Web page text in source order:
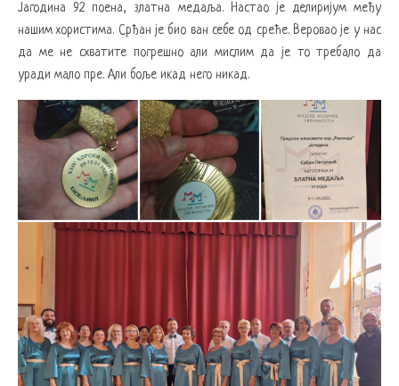
Јагодина 92 поена, златна медаља. Настао је делиријум међу
нашим хористима. Срђан је био ван себе од среће. Веровао је у нас
да ме не схватите погрешно али мислим да је то требало да
уради мало пре. Али боље икад него никад.